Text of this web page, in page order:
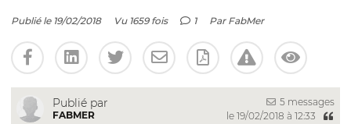
Publié le 19/02/2018 Vu 1659 fois 1 Par FabMer
Publié par
FABMER
5 messages
le 19/02/2018 à 12:33